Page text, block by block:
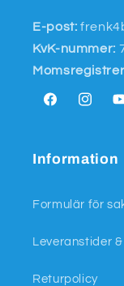
E-post:
KvK-nummer:
Facebook
Information
Formulär för
Leveranstider
Returpolicy